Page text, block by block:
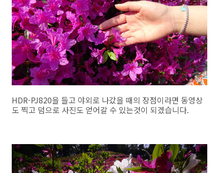
HDR-PJ820을 들고 야외로 나갔을 때의 장점이라면 동영상
도 찍고 덤으로 사진도 얻어갈 수 있는것이 되겠습니다.